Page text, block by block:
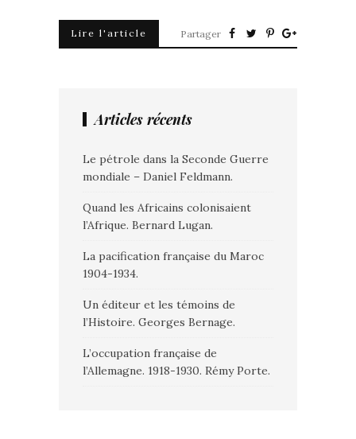
Lire l'article Partager
Articles récents
Le pétrole dans la Seconde Guerre
mondiale – Daniel Feldmann.
Quand les Africains colonisaient
l’Afrique. Bernard Lugan.
La pacification française du Maroc
1904-1934.
Un éditeur et les témoins de
l’Histoire. Georges Bernage.
L’occupation française de
l’Allemagne. 1918-1930. Rémy Porte.